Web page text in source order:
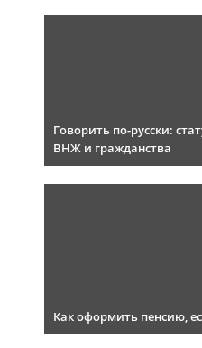
Говорить по-русски:
ВНЖ и гражданства
Как оформить пенсию,